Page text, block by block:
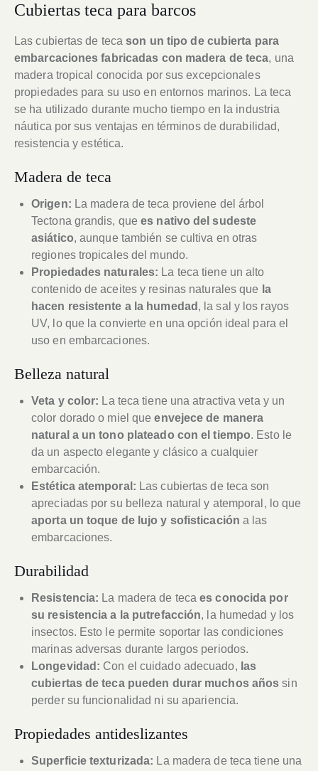
Cubiertas teca para barcos
Las cubiertas de teca son un tipo de cubierta para
embarcaciones fabricadas con madera de teca, una
madera tropical conocida por sus excepcionales
propiedades para su uso en entornos marinos. La teca
se ha utilizado durante mucho tiempo en la industria
náutica por sus ventajas en términos de durabilidad,
resistencia y estética.
Madera de teca
Origen: La madera de teca proviene del árbol
Tectona grandis, que es nativo del sudeste
asiático, aunque también se cultiva en otras
regiones tropicales del mundo.
Propiedades naturales: La teca tiene un alto
contenido de aceites y resinas naturales que la
hacen resistente a la humedad , la sal y los rayos
UV, lo que la convierte en una opción ideal para el
uso en embarcaciones.
Belleza natural
Veta y color: La teca tiene una atractiva veta y un
color dorado o miel que envejece de manera
natural a un tono plateado con el tiempo. Esto le
da un aspecto elegante y clásico a cualquier
embarcación.
Estética atemporal: Las cubiertas de teca son
apreciadas por su belleza natural y atemporal, lo que
aporta un toque de lujo y sofisticación a las
embarcaciones.
Durabilidad
Resistencia: La madera de teca es conocida por
su resistencia a la putrefacción, la humedad y los
insectos. Esto le permite soportar las condiciones
marinas adversas durante largos periodos.
Longevidad: Con el cuidado adecuado, las
cubiertas de teca pueden durar muchos años sin
perder su funcionalidad ni su apariencia.
Propiedades antideslizantes
Superficie texturizada: La madera de teca tiene una